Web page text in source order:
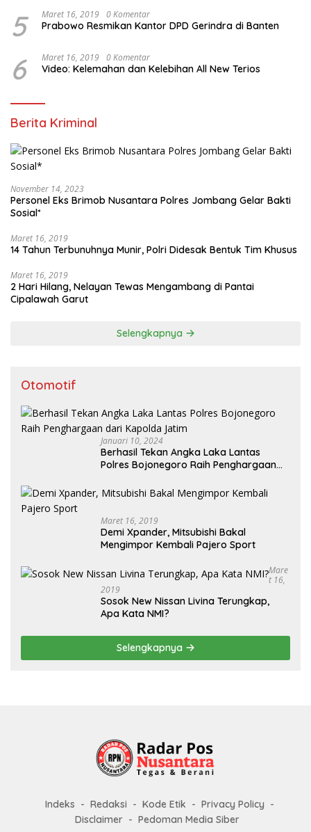
5 Maret 16, 2019 0 Komentar
Prabowo Resmikan Kantor DPD Gerindra di Banten
6 Maret 16, 2019 0 Komentar
Video: Kelemahan dan Kelebihan All New Terios
Berita Kriminal
November 14, 2023
Personel Eks Brimob Nusantara Polres Jombang Gelar Bakti
Sosial*
Maret 16, 2019
14 Tahun Terbunuhnya Munir, Polri Didesak Bentuk Tim Khusus
Maret 16, 2019
2 Hari Hilang, Nelayan Tewas Mengambang di Pantai
Cipalawah Garut
Selengkapnya
Otomotif
Januari 10, 2024
Berhasil Tekan Angka Laka Lantas
Polres Bojonegoro Raih Penghargaan
Maret 16, 2019
Demi Xpander, Mitsubishi Bakal
Mengimpor Kembali Pajero Sport
Mare
T 16,
2019
Sosok New Nissan Livina Terungkap,
Apa Kata NMI?
Selengkapnya
Indeks Redaksi Kode Etik
Privacy Policy
Disclaimer
Pedoman Media Siber